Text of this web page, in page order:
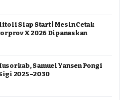
Siap Start | Mesin Cetak
X 2026 Dipanaskan
Samuel Yansen Pongi
2025–2030